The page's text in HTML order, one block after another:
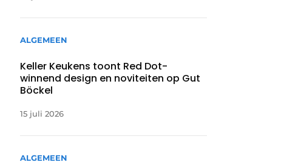
ALGEMEEN
Keller Keukens toont Red Dot-
winnend design en noviteiten op Gut
Böckel
15 juli 2026
ALGEMEEN